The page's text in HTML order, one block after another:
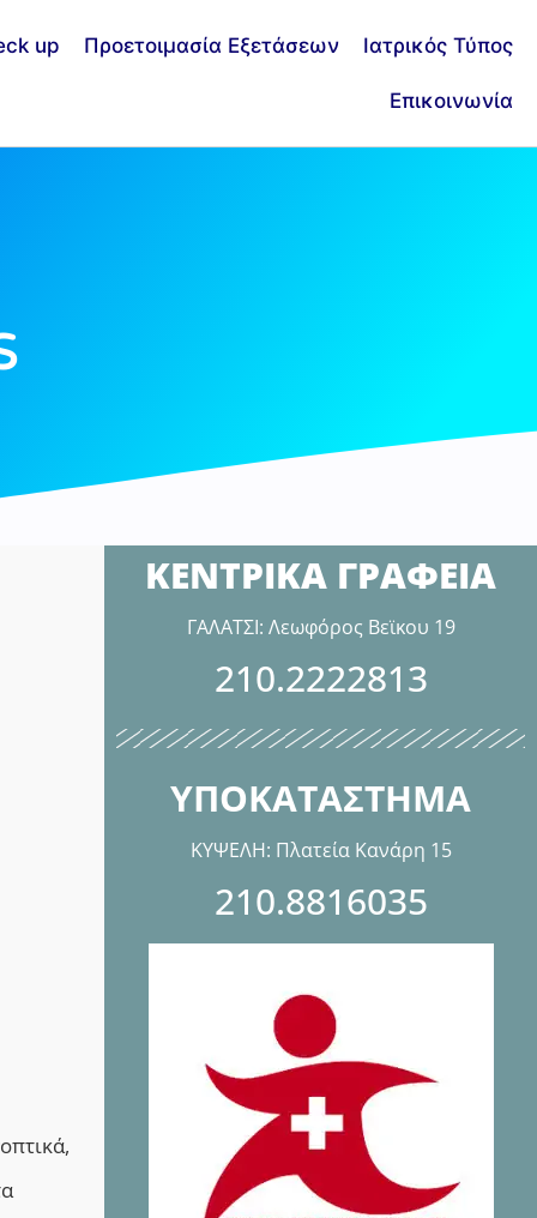
up Προετοιμασία Εξετάσεων Ιατρικός Τύπος
Επικοινωνία
ΚΕΝΤΡΙΚΑ ΓΡΑΦΕΙΑ
ΓΑΛΑΤΣΙ: Λεωφόρος Βεϊκου 19
210.2222813
ΥΠΟΚΑΤΑΣΤΗΜΑ
ΚΥΨΕΛΗ: Πλατεία Κανάρη 15
210.8816035